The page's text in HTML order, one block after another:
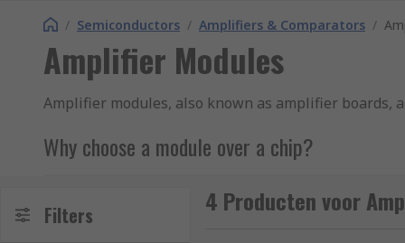
/ Semiconductors / Amplifiers & Comparators /
Amplifier Modules
Amplifier modules, also known as amplifier boards,
Why choose a module over a chip?
Amplifier modules are pre-assembled boards
which work alongside the amplifier too. Therefore
Filters 4 Producten voor